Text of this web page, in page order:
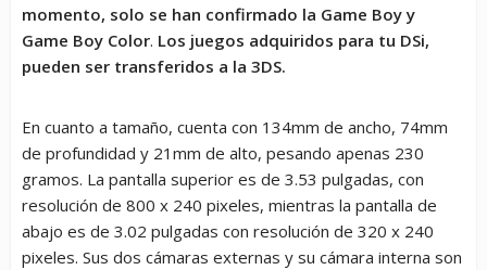
momento, solo se han confirmado la Game Boy y
Game Boy Color. Los juegos adquiridos para tu DSi,
pueden ser transferidos a la 3DS.
En cuanto a tamaño, cuenta con 134mm de ancho, 74mm
de profundidad y 21mm de alto, pesando apenas 230
gramos. La pantalla superior es de 3.53 pulgadas, con
resolución de 800 x 240 pixeles, mientras la pantalla de
abajo es de 3.02 pulgadas con resolución de 320 x 240
pixeles. Sus dos cámaras externas y su cámara interna son